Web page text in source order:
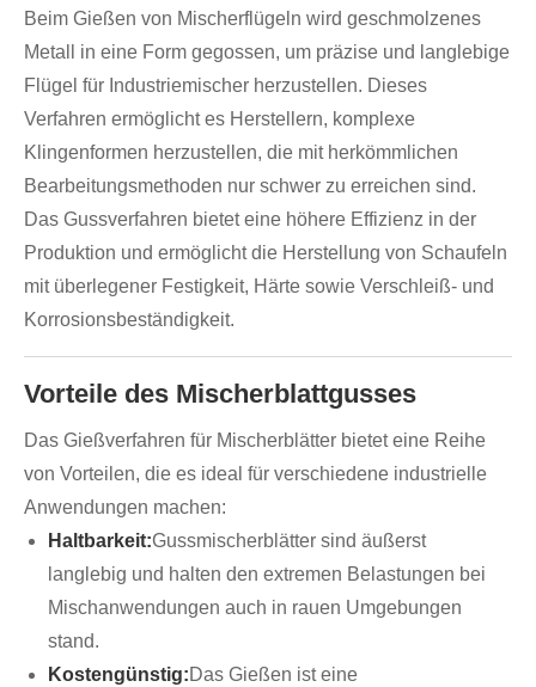
Beim Gießen von Mischerflügeln wird geschmolzenes
Metall in eine Form gegossen, um präzise und langlebige
Flügel für Industriemischer herzustellen. Dieses
Verfahren ermöglicht es Herstellern, komplexe
Klingenformen herzustellen, die mit herkömmlichen
Bearbeitungsmethoden nur schwer zu erreichen sind.
Das Gussverfahren bietet eine höhere Effizienz in der
Produktion und ermöglicht die Herstellung von Schaufeln
mit überlegener Festigkeit, Härte sowie Verschleiß- und
Korrosionsbeständigkeit.
Vorteile des Mischerblattgusses
Das Gießverfahren für Mischerblätter bietet eine Reihe
von Vorteilen, die es ideal für verschiedene industrielle
Anwendungen machen:
Haltbarkeit:Gussmischerblätter sind äußerst
langlebig und halten den extremen Belastungen bei
Mischanwendungen auch in rauen Umgebungen
stand.
Kostengünstig:Das Gießen ist eine